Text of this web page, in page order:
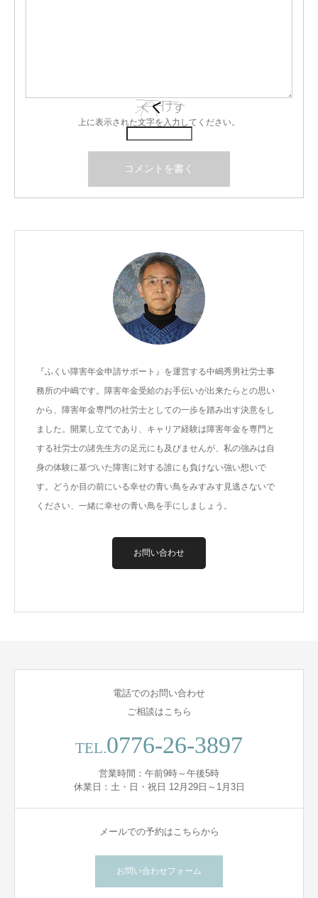
上に表示された文字を入力してください。
『ふくい障害年金申請サポート』を運営する中嶋秀男社労士事
務所の中嶋です。障害年金受給のお手伝いが出来たらとの思い
から、障害年金専門の社労士としての一歩を踏み出す決意をし
ました。開業し立てであり、キャリア経験は障害年金を専門と
する社労士の諸先生方の足元にも及びませんが、私の強みは自
身の体験に基づいた障害に対する誰にも負けない強い想いで
す。どうか目の前にいる幸せの青い鳥をみすみす見逃さないで
ください、一緒に幸せの青い鳥を手にしましょう。
お問い合わせ
電話でのお問い合わせ
ご相談はこちら
TEL.0776-26‐3897
営業時間：午前9時～午後5時
休業日：土・日・祝日 12月29日～1月3日
メールでの予約はこちらから
お問い合わせフォーム